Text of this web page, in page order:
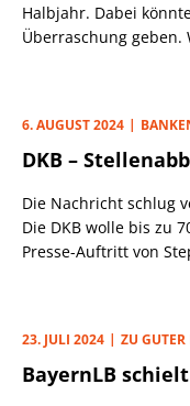
Halbjahr. Dabei
Überraschung
6. AUGUST 2024
DKB –
Die Nachricht schlug
Die DKB wolle bis zu
Presse-Auftritt von
23. JULI 2024 ZU GUTER
BayernLB